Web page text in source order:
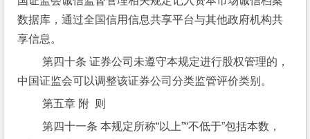
数据库，通过全国信用信息共享平台与其他政府机构共
享信息。
第四十条 证券公司未遵守本规定进行股权管理的，
中国证监会可以调整该证券公司分类监管评价类别。
第五章 附  则
第四十一条 本规定所称“以上”“不低于”包括本数，